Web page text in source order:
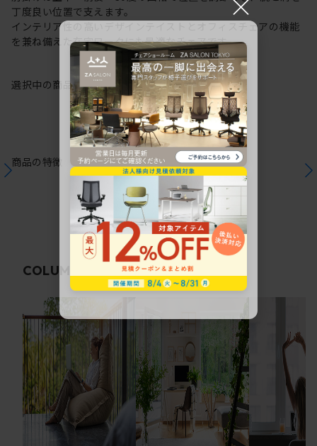
丁度良い位置で支えます。
インテリア性の高いデザインテイストとオフィスチェアの機能
を兼ね備えた在宅ワークにも最適なチェアです。
選択中の商品情報保証注意事項
商品の特徴
COLUMN 関連コラム